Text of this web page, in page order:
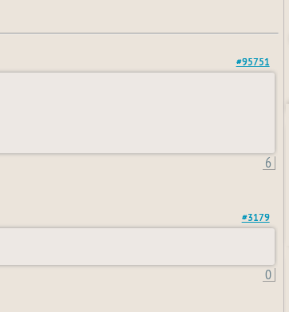
#95751
6
#3179
0